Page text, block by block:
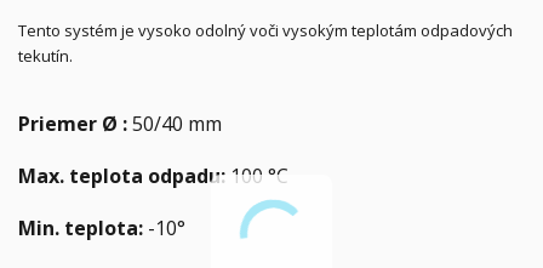
Tento systém je vysoko odolný voči vysokým teplotám odpadových
tekutín.
Priemer Ø :50/40 mm
Max. teplota odpadu: 100 °C
Min. teplota: -10°